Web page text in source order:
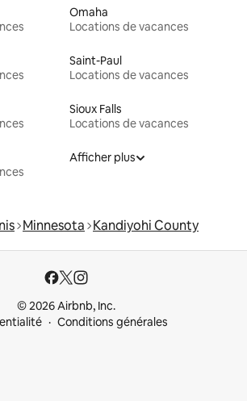
Omaha
Locations de vacances
Saint-Paul
Locations de vacances
Sioux Falls
Locations de vacances
Afficher plus
Minnesota Kandiyohi County
© 2026 Airbnb, Inc.
Conditions générales